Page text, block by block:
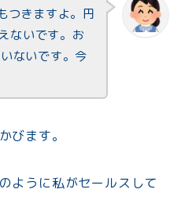
つきますよ。円
ないです。お
ないです。今
びます。
ように私がセールスして